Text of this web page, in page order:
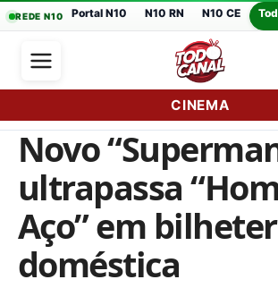
REDE N10 Portal N10 N10 RN N10 CE
CINEMA
Novo
ultrapassa
Aço” em
doméstica